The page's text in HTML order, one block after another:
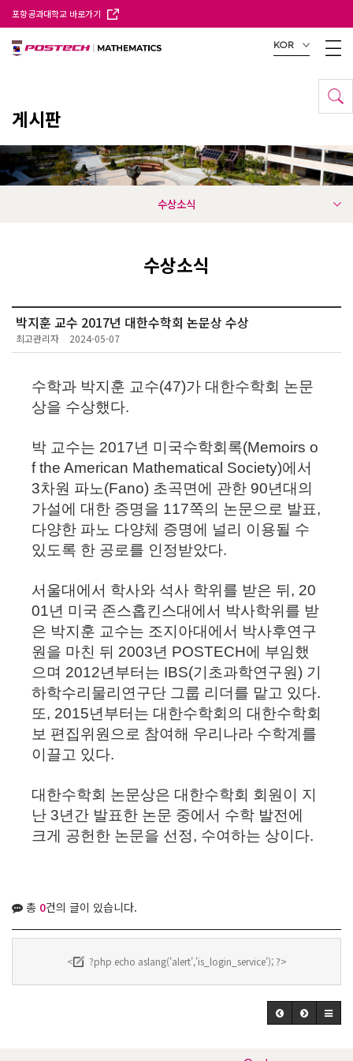
포항공과대학교 바로가기
KOR
게시판
수상소식
수상소식
박지훈 교수 2017년 대한수학회 논문상 수상
최고관리자 2024-05-07
수학과 박지훈 교수(47)가 대한수학회 논문
상을 수상했다.
박 교수는 2017년 미국수학회록(Memoirs o
f the American Mathematical Society)에서
3차원 파노(Fano) 초곡면에 관한 90년대의
가설에 대한 증명을 117쪽의 논문으로 발표,
다양한 파노 다양체 증명에 널리 이용될 수
있도록 한 공로를 인정받았다.
서울대에서 학사와 석사 학위를 받은 뒤, 20
01년 미국 존스홉킨스대에서 박사학위를 받
은 박지훈 교수는 조지아대에서 박사후연구
원을 마친 뒤 2003년 POSTECH에 부임했
으며 2012년부터는 IBS(기초과학연구원) 기
하학수리물리연구단 그룹 리더를 맡고 있다.
또, 2015년부터는 대한수학회의 대한수학회
보 편집위원으로 참여해 우리나라 수학계를
이끌고 있다.
대한수학회 논문상은 대한수학회 회원이 지
난 3년간 발표한 논문 중에서 수학 발전에
크게 공헌한 논문을 선정, 수여하는 상이다.
총 0건의 글이 있습니다.
< ?php echo aslang('alert','is_login_service'); ?>